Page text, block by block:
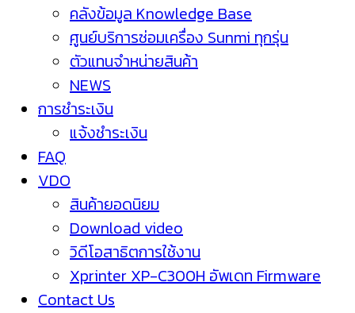
คลังข้อมูล Knowledge Base
ศูนย์บริการซ่อมเครื่อง Sunmi ทุกรุ่น
ตัวแทนจำหน่ายสินค้า
NEWS
การชำระเงิน
แจ้งชำระเงิน
FAQ
VDO
สินค้ายอดนิยม
Download video
วิดีโอสาธิตการใช้งาน
Xprinter XP-C300H อัพเดท Firmware
Contact Us